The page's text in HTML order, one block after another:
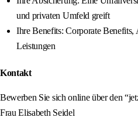
und privaten Umfeld greift
Ihre Benefits: Corporate Benefits,
Leistungen
Kontakt
Bewerben Sie sich online über den
Frau Elisabeth Seidel